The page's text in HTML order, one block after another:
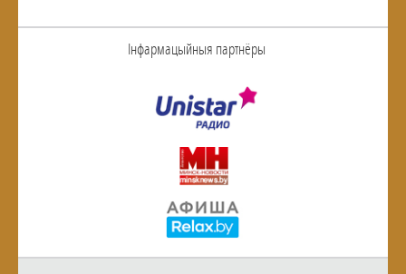
Інфармацыйныя партнёры